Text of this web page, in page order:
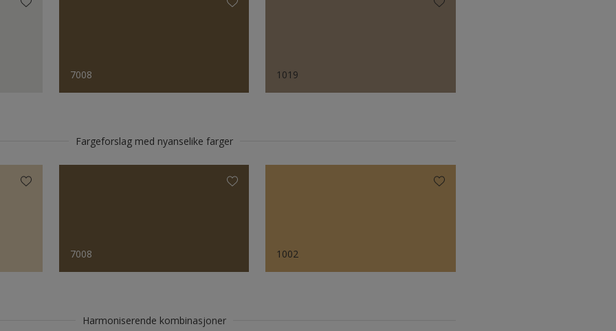
7008 1019
Fargeforslag med nyanselike farger
7008 1002
Harmoniserende kombinasjoner